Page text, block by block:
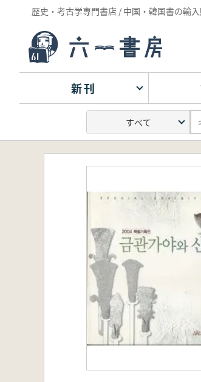
歴史・考古学専門書店 / 中国・韓国書の輸
新刊